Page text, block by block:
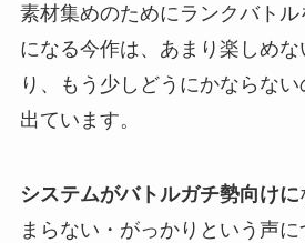
素材集めのためにランクバトル
になる今作は、あまり楽しめ
り、もう少しどうにかならな
出ています。
システムがバトルガチ勢向けに
まらない・がっかりという声に